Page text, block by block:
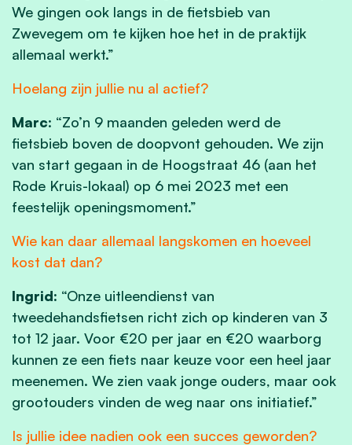
We gingen ook langs in de fietsbieb van
Zwevegem om te kijken hoe het in de praktijk
allemaal werkt.”
Hoelang zijn jullie nu al actief?
Marc: “Zo’n 9 maanden geleden werd de
fietsbieb boven de doopvont gehouden. We zijn
van start gegaan in de Hoogstraat 46 (aan het
Rode Kruis-lokaal) op 6 mei 2023 met een
feestelijk openingsmoment.”
Wie kan daar allemaal langskomen en hoeveel
kost dat dan?
Ingrid: “Onze uitleendienst van
tweedehandsfietsen richt zich op kinderen van 3
tot 12 jaar. Voor €20 per jaar en €20 waarborg
kunnen ze een fiets naar keuze voor een heel jaar
meenemen. We zien vaak jonge ouders, maar ook
grootouders vinden de weg naar ons initiatief.”
Is jullie idee nadien ook een succes geworden?